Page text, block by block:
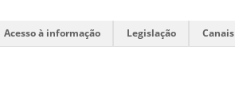
Acesso à informação Legislação Canais